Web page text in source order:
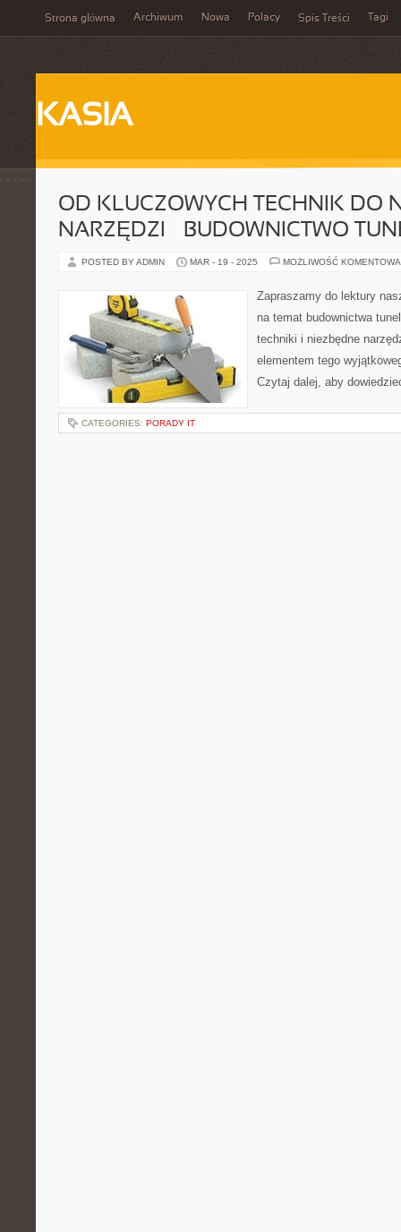
Strona główna Archiwum Nowa Polacy Spis Treści Tagi
KASIA
OD KLUCZOWYCH TECHNIK DO
NARZĘDZI – BUDOWNICTWO
POSTED BY ADMIN MAR - 19 - 2025 MOŻLIWOŚĆ
Zapraszamy do lektury
na temat budownictwa
techniki i niezbędne
elementem tego
Czytaj dalej, aby
CATEGORIES: PORADY IT